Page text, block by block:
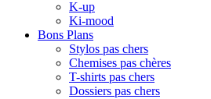
K-up
Ki-mood
Bons Plans
Stylos pas chers
Chemises pas chères
T-shirts pas chers
Dossiers pas chers